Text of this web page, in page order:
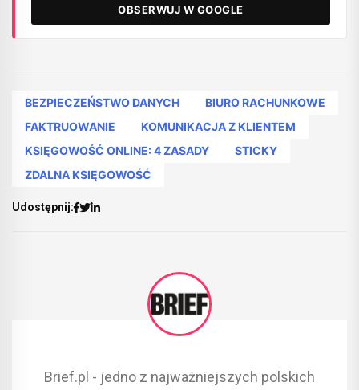
OBSERWUJ W GOOGLE
BEZPIECZEŃSTWO DANYCH
BIURO RACHUNKOWE
FAKTRUOWANIE
KOMUNIKACJA Z KLIENTEM
KSIĘGOWOŚĆ ONLINE: 4 ZASADY
STICKY
ZDALNA KSIĘGOWOŚĆ
Udostępnij:
Brief.pl - jedno z najważniejszych polskich